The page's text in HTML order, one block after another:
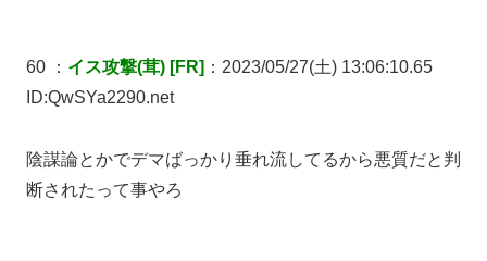
60 ： イス攻撃(茸) [FR] ：2023/05/27(土) 13:06:10.65
ID:QwSYa2290.net
陰謀論とかでデマばっかり垂れ流してるから悪質だと判
断されたって事やろ